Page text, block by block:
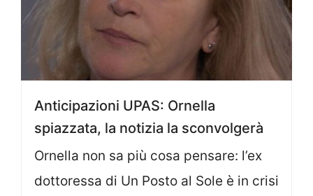
Anticipazioni UPAS: Ornella
spiazzata, la notizia la sconvolgerà
Ornella non sa più cosa pensare: l’ex
dottoressa di Un Posto al Sole è in crisi